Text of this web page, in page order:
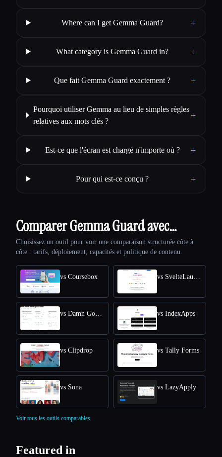
Where can I get Gemma Guard? +
What category is Gemma Guard in? +
Que fait Gemma Guard exactement ? +
Pourquoi utiliser Gemma au lieu de simples règles
relatives aux mots clés ?
+
Est-ce que l'écran est chargé n'importe où ? +
Pour qui est-ce conçu ? +
Comparer Gemma Guard avec…
Choisissez un outil pour voir une comparaison structurée côte à
côte : tarifs, déploiement, capacités et politique de contenu.
vs Coursebox
vs IndexApps
vs Clipdrop vs Tally Forms
vs Sona vs LazyApply
Voir tous les outils comparables.
Featured in